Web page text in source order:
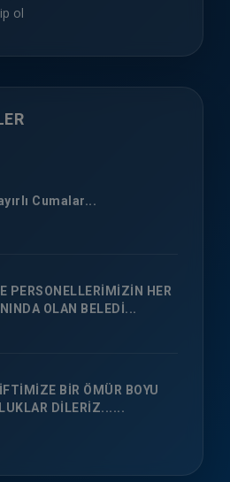
ol
Cumalar...
PERSONELLERİMİZİN HER
OLAN BELEDİ...
BİR ÖMÜR BOYU
DİLERİZ......